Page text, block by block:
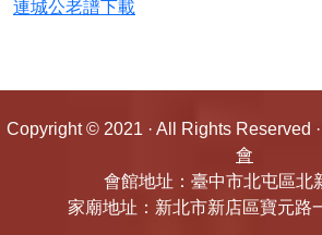
連城公老譜下載
Copyright © 2021 · All Rights Reserved ·
會
會館地址：臺中市北屯區北
家廟地址：新北市新店區寶元路